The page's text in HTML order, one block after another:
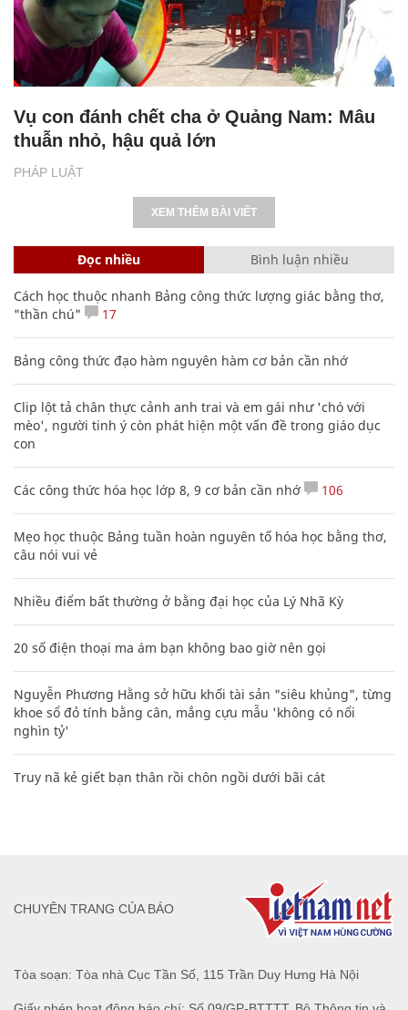
PHÁP LUẬT
Vụ con đánh chết cha ở Quảng Nam: Mâu
thuẫn nhỏ, hậu quả lớn
XEM THÊM BÀI VIẾT
Đọc nhiều Bình luận nhiều
Cách học thuộc nhanh Bảng công thức lượng giác bằng thơ,
"thần chú"
17
Bảng công thức đạo hàm nguyên hàm cơ bản cần nhớ
Clip lột tả chân thực cảnh anh trai và em gái như 'chó với
mèo', người tinh ý còn phát hiện một vấn đề trong giáo dục
con
Các công thức hóa học lớp 8, 9 cơ bản cần nhớ 106
Mẹo học thuộc Bảng tuần hoàn nguyên tố hóa học bằng thơ,
câu nói vui vẻ
Nhiều điểm bất thường ở bằng đại học của Lý Nhã Kỳ
20 số điện thoại ma ám bạn không bao giờ nên gọi
Nguyễn Phương Hằng sở hữu khối tài sản "siêu khủng", từng
khoe sổ đỏ tính bằng cân, mắng cựu mẫu 'không có nổi
nghìn tỷ'
Truy nã kẻ giết bạn thân rồi chôn ngồi dưới bãi cát
Tòa soạn: Tòa nhà Cục Tần Số, 115 Trần Duy Hưng Hà Nội
CHUYÊN TRANG CỦA BÁO